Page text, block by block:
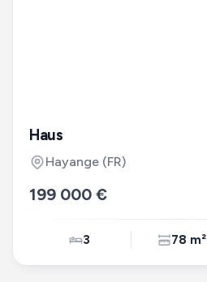
Haus
Hayange (FR)
199 000 €
3 78 m²